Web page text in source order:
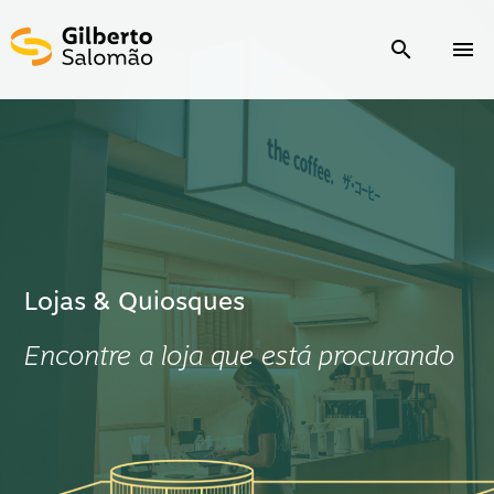
search menu
Lojas & Quiosques
Encontre a loja que está procurando